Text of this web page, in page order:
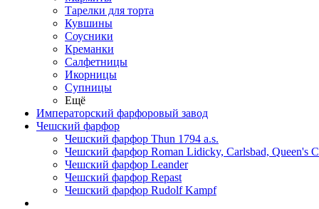
Тарелки для торта
Кувшины
Соусники
Креманки
Салфетницы
Икорницы
Супницы
Ещё
Императорский фарфоровый завод
Чешский фарфор
Чешский фарфор Thun 1794 a.s.
Чешский фарфор Roman Lidicky, Carlsbad, Queen's
Чешский фарфор Leander
Чешский фарфор Repast
Чешский фарфор Rudolf Kampf